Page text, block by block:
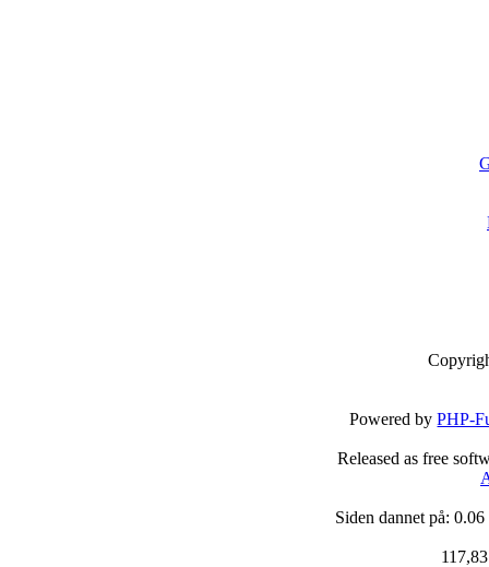
Powered byPHP-
Released as free
Siden dannet på: